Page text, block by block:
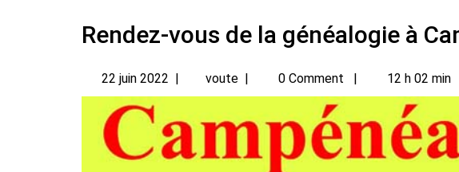
Rendez-vous de la généalogie à
22 juin 2022 | voute | 0 Comment | 12 h 02 min